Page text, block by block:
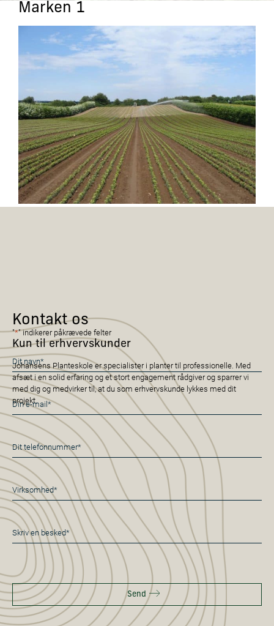
Marken 1
Kontakt os
Kun til erhvervskunder
Johansens Planteskole er specialister i planter til professionelle. Med
afsæt i en solid erfaring og et stort engagement rådgiver og sparrer vi
med dig og medvirker til, at du som erhvervskunde lykkes med dit
projekt.
"*" indikerer påkrævede felter
Navn
*
E-
mail
*
Telefon
*
Virksomhed
*
Besked
*
Send